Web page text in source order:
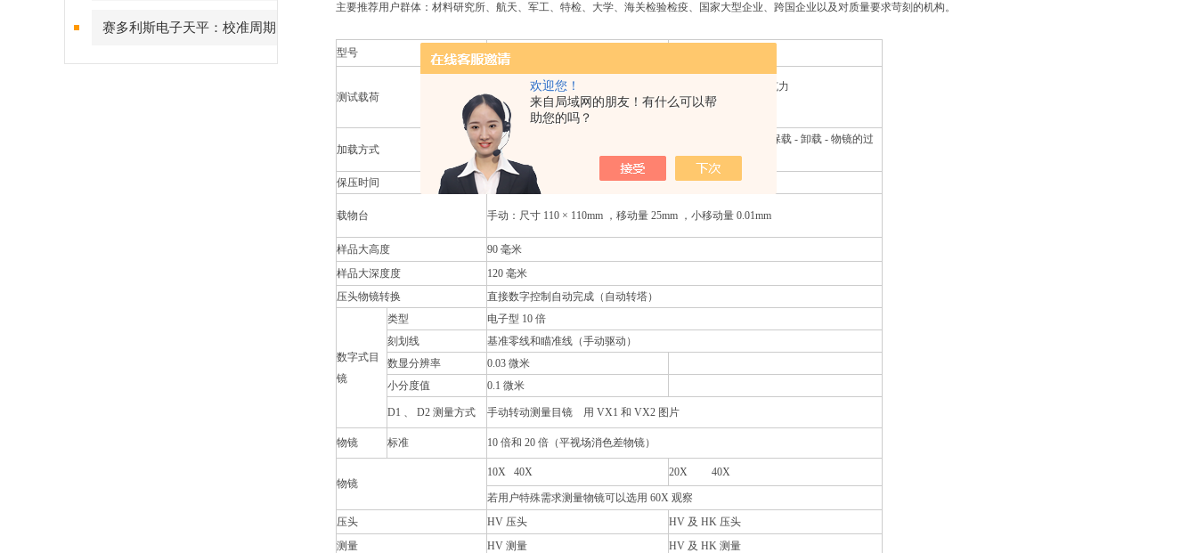
欢迎您！
来自局域网的朋友！有什么可以帮
助您的吗？
赛多利斯电子天平：校准周期
设定与期间核查方法
主要推荐用户群体：材料研究所、航天、军工、特检、大学、海关检验检疫、国家大型企业、跨国企业以及对质量要求苛刻的机构。
型号 TH701单压头
测试载荷
牛顿力（ mN ） 98.07/245.2/490.3/980.7/1961/2942/4903/9807 克力
（ gf ） 10/25/50/100/200/300/500/1000
加载方式
高精度跟踪定位自动转塔系统、自动完成物镜 保载 - 卸载 - 物镜的过
程
保压时间
0-99 秒（任选）
载物台 手动：尺寸 110 × 110mm ，移动量 25mm ，小移动量 0.01mm
样品大高度 90 毫米
样品大深度度
120 毫米
压头物镜转换
直接数字控制自动完成（自动转塔）
数字式目
镜
类型
电子型 10 倍
刻划线
基准零线和瞄准线（手动驱动）
数显分辨率
0.03 微米
小分度值
0.1 微米
D1 、 D2 测量方式 手动转动测量目镜 用 VX1 和 VX2 图片
物镜 标准 10 倍和 20 倍（平视场消色差物镜）
物镜
10X 40X 20X 40X
若用户特殊需求测量物镜可以选用 60X 观察
压头
HV 压头 HV 及 HK 压头
测量
HV 测量 HV 及 HK 测量